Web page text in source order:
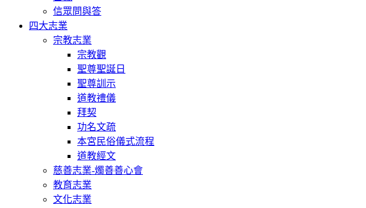
信眾問與答
四大志業
宗教志業
宗教觀
聖尊聖誕日
聖尊訓示
道教禮儀
拜契
功名文疏
本宮民俗儀式流程
道教經文
慈善志業-燭善善心會
教育志業
文化志業